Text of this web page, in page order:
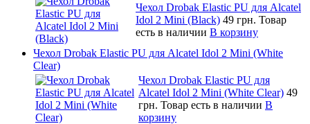
Чехол Drobak Elastic PU для Alcatel
Idol 2 Mini (Black) 49 грн. Товар
есть в наличии В корзину
Чехол Drobak Elastic PU для Alcatel Idol 2 Mini (White
Clear)
Чехол Drobak Elastic PU для
Alcatel Idol 2 Mini (White Clear) 49
грн. Товар есть в наличии В
корзину